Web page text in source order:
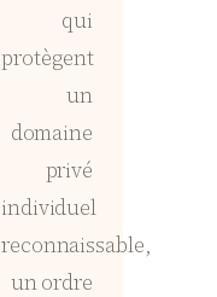
qui
protègent
un
domaine
privé
individuel
reconnaissable,
un ordre